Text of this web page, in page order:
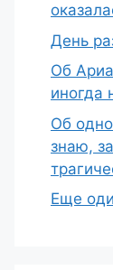
День
Об
иногда
Об
знаю,
Еще